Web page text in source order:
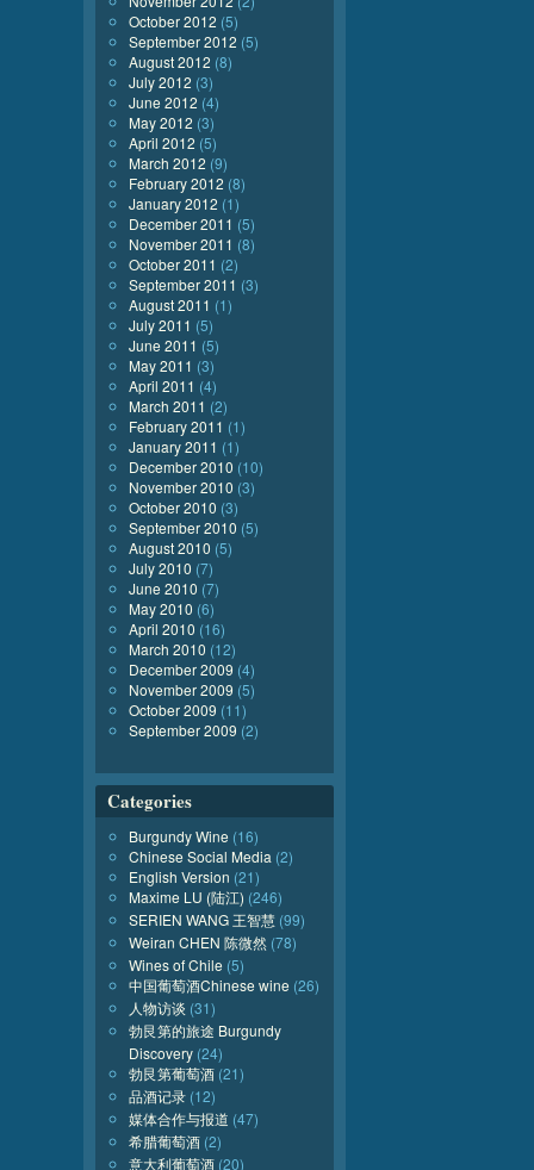
October 2012 (5)
September 2012 (5)
August 2012 (8)
July 2012 (3)
June 2012 (4)
May 2012 (3)
April 2012 (5)
March 2012 (9)
February 2012 (8)
January 2012 (1)
December 2011 (5)
November 2011 (8)
October 2011 (2)
September 2011 (3)
August 2011 (1)
July 2011 (5)
June 2011 (5)
May 2011 (3)
April 2011 (4)
March 2011 (2)
February 2011 (1)
January 2011 (1)
December 2010 (10)
November 2010 (3)
October 2010 (3)
September 2010 (5)
August 2010 (5)
July 2010 (7)
June 2010 (7)
May 2010 (6)
April 2010 (16)
March 2010 (12)
December 2009 (4)
November 2009 (5)
October 2009 (11)
September 2009 (2)
Categories
Burgundy Wine (16)
Chinese Social Media (2)
English Version (21)
Maxime LU (陆江) (246)
SERIEN WANG 王智慧 (99)
Weiran CHEN 陈微然 (78)
Wines of Chile (5)
中国葡萄酒Chinese wine (26)
人物访谈 (31)
勃艮第的旅途 Burgundy
Discovery (24)
勃艮第葡萄酒 (21)
品酒记录 (12)
媒体合作与报道 (47)
希腊葡萄酒 (2)
意大利葡萄酒 (20)